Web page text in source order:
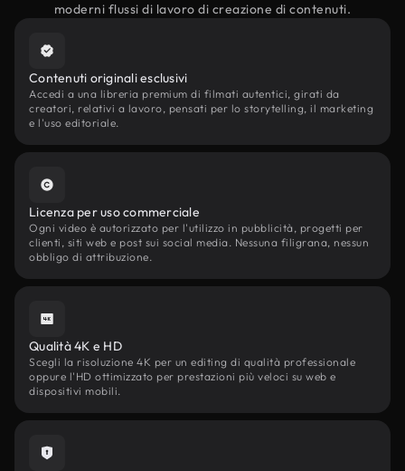
moderni flussi di lavoro di creazione di contenuti.
Contenuti originali esclusivi
Accedi a una libreria premium di filmati autentici, girati da
creatori, relativi a lavoro, pensati per lo storytelling, il marketing
e l'uso editoriale.
Licenza per uso commerciale
Ogni video è autorizzato per l'utilizzo in pubblicità, progetti per
clienti, siti web e post sui social media. Nessuna filigrana, nessun
obbligo di attribuzione.
Qualità 4K e HD
Scegli la risoluzione 4K per un editing di qualità professionale
oppure l'HD ottimizzato per prestazioni più veloci su web e
dispositivi mobili.